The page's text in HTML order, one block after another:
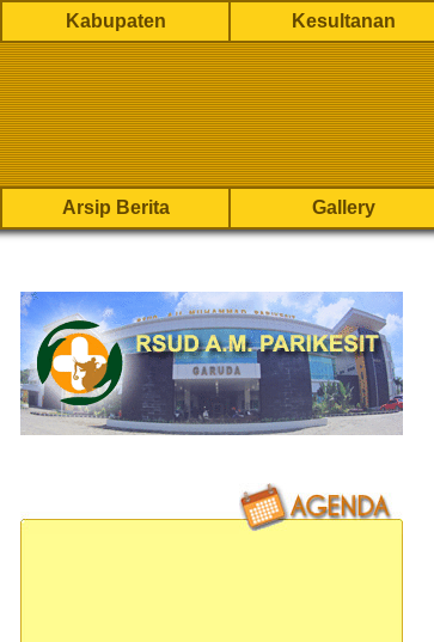
Kabupaten Kesultanan
Arsip Berita Gallery